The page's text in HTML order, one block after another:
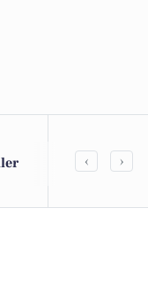
Friske
‹ ›